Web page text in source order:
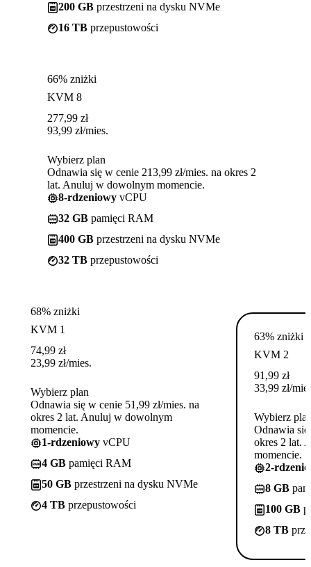
200 GB przestrzeni na dysku NVMe
16 TB przepustowości
66% zniżki
KVM 8
277,99 zł
93,99 zł/mies.
Wybierz plan
Odnawia się w cenie 213,99 zł/mies. na okres 2
lat. Anuluj w dowolnym momencie.
8-rdzeniowy vCPU
32 GB pamięci RAM
400 GB przestrzeni na dysku NVMe
32 TB przepustowości
68% zniżki
KVM 1
74,99 zł
23,99 zł/mies.
Wybierz plan
Odnawia się w cenie 51,99 zł/mies. na
okres 2 lat. Anuluj w dowolnym
momencie.
1-rdzeniowy vCPU
4 GB pamięci RAM
50 GB przestrzeni na dysku NVMe
4 TB przepustowości
63% zniżki
KVM 2
91,99 zł
33,99 zł/
Wybierz
Odnawia się
okres 2 lat.
momencie.
2-
8 GB
100 GB
8 TB